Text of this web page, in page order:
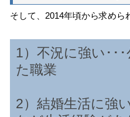
そして、2014年頃から求めら
1）不況に強い･･
た職業
2）結婚生活に強